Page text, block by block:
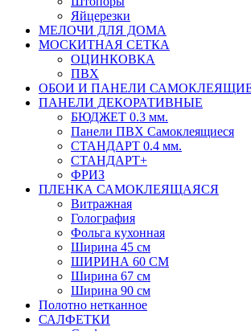
Яйцерезки
МЕЛОЧИ ДЛЯ ДОМА
МОСКИТНАЯ СЕТКА
ОЦИНКОВКА
ПВХ
ОБОИ И ПАНЕЛИ
ПАНЕЛИ ДЕКОРАТИВНЫЕ
БЮДЖЕТ 0.3 мм.
Панели ПВХ Самоклеящиеся
СТАНДАРТ 0.4 мм.
СТАНДАРТ+
ФРИЗ
ПЛЕНКА САМОКЛЕЯЩАЯСЯ
Витражная
Голография
Фольга кухонная
Ширина 45 см
ШИРИНА 60 СМ
Ширина 67 см
Ширина 90 см
Полотно нетканное
САЛФЕТКИ